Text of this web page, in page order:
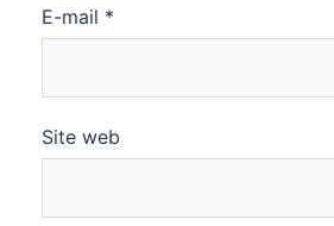
E-mail *
Site web